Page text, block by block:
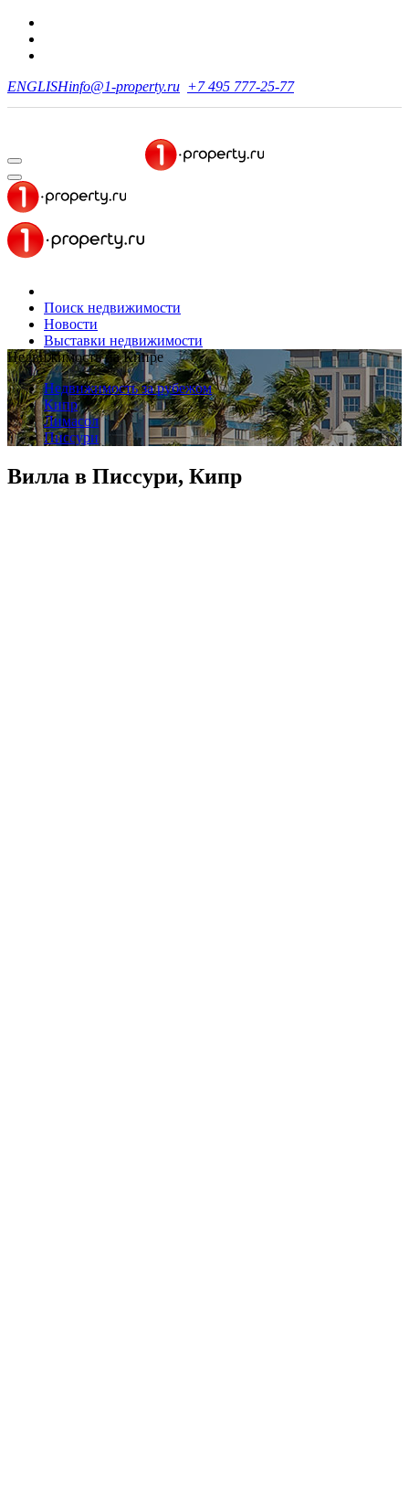
ENGLISHinfo@1-property.ru +7 495 777-25-77
Поиск недвижимости
Новости
Выставки недвижимости
Недвижимость на Кипре
Недвижимость за рубежом
Кипр
Лимасол
Писсури
Вилла в Писсури, Кипр